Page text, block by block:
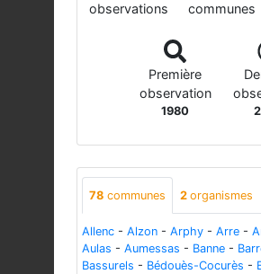
observations communes
Première
observation
1980
78 communes 2 organismes
Allenc - Alzon - Arphy - Arre -
Aulas - Aumessas - Banne -
Bassurels - Bédouès-Cocurès -